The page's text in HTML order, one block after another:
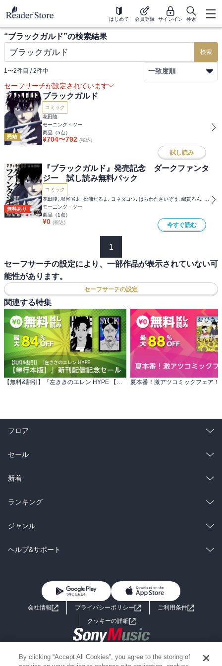
はじめて 会員登録 サインイン 検索
“ブラックガルド”の検索結果
検索
1〜2件目 / 2件中
一致度順
セーフサーチが設定されています
完結
ブラックガルド
コミック
花田陵
モーニング・ツー
商品（5点）
¥704〜792 (税込)
試し読み
無料あり
『ブラックガルド』発売記念 ダークファンタ
ジー 試し読み無料パック
コミック
モーニング・ツー
商品（1 点）
¥0 (税込) 今すぐ読む
1
セーフサーチの設定により、一部作品が表示されていない可
能性があります。
セーフサーチの設定
関連する特集
【無料&割引】『左ききのエレン HYPE 【単行本版】』新刊配信記念セール 夏本番！激アツコミックフェア！
フロア
総合
ラノベ
雑誌・グラビア
BL・TL
セール
総合
ラノベ
雑誌・グラビア
BL・TL
新着
総合
ラノベ
雑誌・グラビア
ランキング
総合
ラノベ
ジャンル
コミック
ライトノベル 男子向けラノベ
小説
海外小説
ミステリー SF
ヘルプ&サポート
よくあるご質問 お問い合わせ
会社情報 プライバシーポリシー
ご利用条件
クッキーの詳細
Copyright 2017 - 2026 Sony Music Entertainment(Japan) Inc.
Information on the site is for the Japan domestic market only
By clicking “Accept All Cookies”, you agree to the storing of